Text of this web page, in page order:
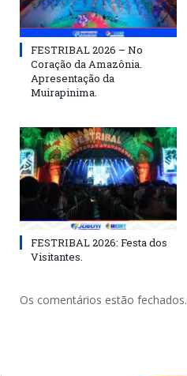
FESTRIBAL 2026 – No
Coração da Amazônia.
Apresentação da
Muirapinima.
FESTRIBAL 2026: Festa dos
Visitantes.
Os comentários estão fechados.